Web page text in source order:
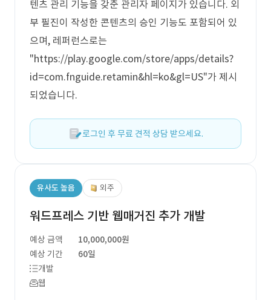
텐츠 관리 기능을 갖춘 관리자 페이지가 있습니다. 외
부 필진이 작성한 콘텐츠의 승인 기능도 포함되어 있
으며, 레퍼런스로는
"https://play.google.com/store/apps/details?
id=com.fnguide.retamin&hl=ko&gl=US"가 제시
되었습니다.
로그인 후 무료 견적 상담 받으세요.
유사도 높음 외주
워드프레스 기반 웹매거진 추가 개발
예상 금액
10,000,000원
예상 기간
60일
개발
웹